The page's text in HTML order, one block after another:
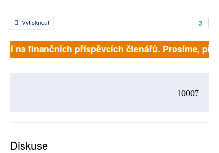
3
Vytisknout
finančních příspěvcích čtenářů. Prosíme,
10007
Diskuse